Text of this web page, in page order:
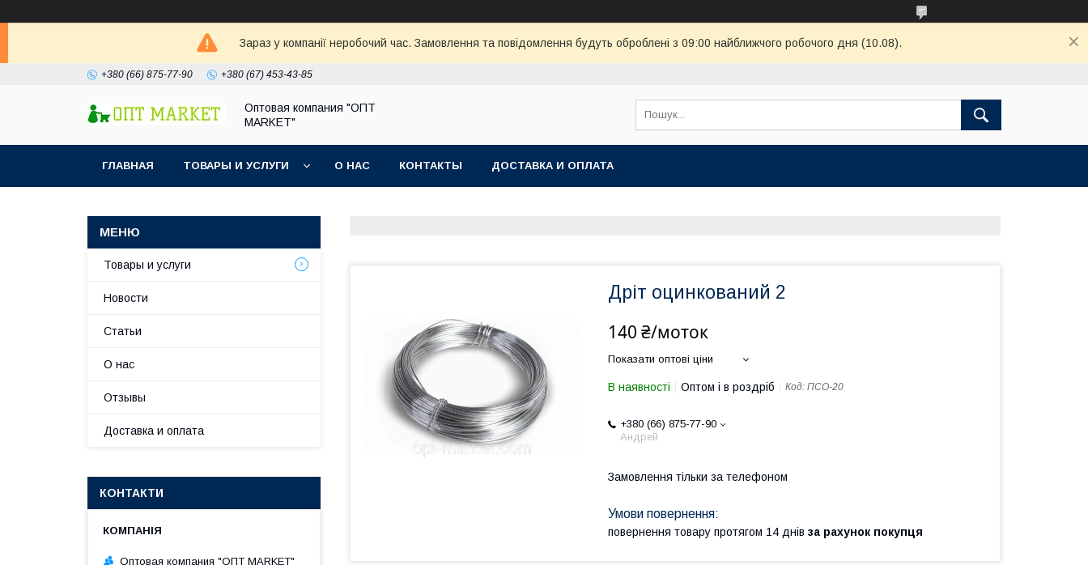
Зараз у компанії неробочий час. Замовлення та повідомлення будуть оброблені з 09:00 найближчого робочого дня (10.08).
+380 (66) 875-77-90 +380 (67) 453-43-85
Оптовая компания "ОПТ
MARKET"
ГЛАВНАЯ ТОВАРЫ И УСЛУГИ О НАС КОНТАКТЫ ДОСТАВКА И ОПЛАТА
Дріт оцинкований 2
140 ₴/моток
Показати оптові ціни
В наявності Оптом і в роздріб Код: ПСО-20
+380 (66) 875-77-90
Андрей
Замовлення тільки за телефоном
повернення товару протягом 14 днів за рахунок покупця
Товары и услуги
Новости
Статьи
О нас
Отзывы
Доставка и оплата
КОНТАКТИ
Оптовая компания "ОПТ MARKET"